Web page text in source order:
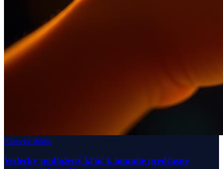
Klinické štúdie
Vedecky podložený kľúč k imunite predčasne